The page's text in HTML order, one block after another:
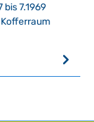
bis 7.1969